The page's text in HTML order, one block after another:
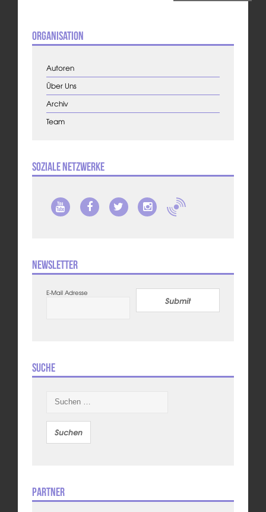
Organisation
Autoren
Über Uns
Archiv
Team
Soziale Netzwerke
Newsletter
E-Mail Adresse
Submit
Suche
nach:
Partner